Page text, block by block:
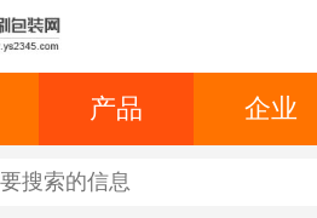
产品 企业